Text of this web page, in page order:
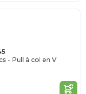
- Pull à col en V